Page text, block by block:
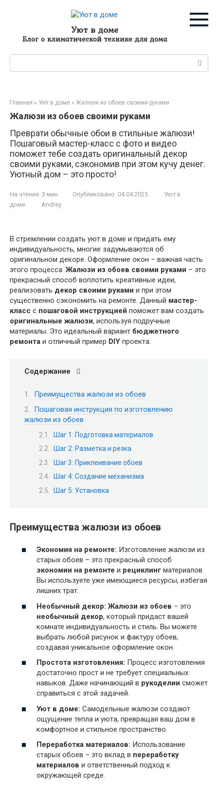
Уют в доме
Блог о климатической технике для дома
Главная » Уют в доме » Жалюзи из обоев своими руками
Жалюзи из обоев своими руками
Преврати обычные обои в стильные жалюзи!
Пошаговый мастер-класс с фото и видео
поможет тебе создать оригинальный декор
своими руками, сэкономив при этом кучу денег.
Уютный дом – это просто!
На чтение: 3 мин Опубликовано: 04.04.2025
Уют в
доме
Andrey
В стремлении создать уют в доме и придать ему
индивидуальность, многие задумываются об
оригинальном декоре. Оформление окон – важная часть
этого процесса.Жалюзи из обоев своими руками – это
прекрасный способ воплотить креативные идеи,
реализовать декор своими руками и при этом
существенно сэкономить на ремонте. Данный мастер-
класс с пошаговой инструкцией поможет вам создать
оригинальные жалюзи, используя подручные
материалы. Это идеальный вариант бюджетного
ремонта и отличный пример DIY проекта.
Содержание
Преимущества жалюзи из обоев
Пошаговая инструкция по изготовлению
жалюзи из обоев
Шаг 1: Подготовка материалов
Шаг 2: Разметка и резка
Шаг 3: Приклеивание обоев
Шаг 4: Создание механизма
Шаг 5: Установка
Преимущества жалюзи из обоев
Экономия на ремонте: Изготовление жалюзи из
старых обоев – это прекрасный способ
экономии на ремонте и рециклинг материалов.
Вы используете уже имеющиеся ресурсы, избегая
лишних трат.
Необычный декор: Жалюзи из обоев – это
необычный декор, который придаст вашей
комнате индивидуальность и стиль. Вы можете
выбрать любой рисунок и фактуру обоев,
создавая уникальное оформление окон.
Простота изготовления: Процесс изготовления
достаточно прост и не требует специальных
навыков. Даже начинающий в рукоделии сможет
справиться с этой задачей.
Уют в доме: Самодельные жалюзи создают
ощущение тепла и уюта, превращая ваш дом в
комфортное и стильное пространство.
Переработка материалов: Использование
старых обоев – это вклад в переработку
материалов и ответственный подход к
окружающей среде.